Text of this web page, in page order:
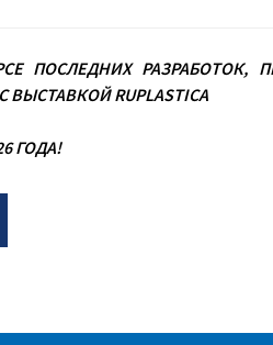
ПОСЛЕДНИХ
ВЫСТАВКОЙRUPLASTICA
ГОДА!